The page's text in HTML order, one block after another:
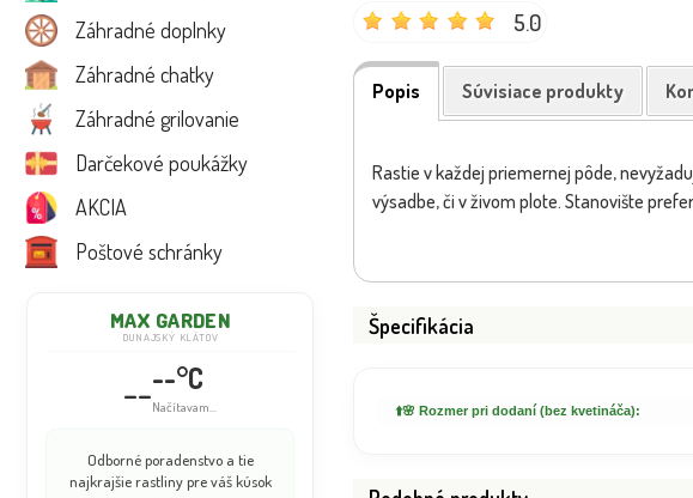
Záhradné doplnky
Záhradné chatky
Záhradné grilovanie
Darčekové poukážky
AKCIA
Poštové schránky
MAX GARDEN
DUNAJSKÝ KLÁTOV
----°C
Načítavam...
Odborné poradenstvo a tie
najkrajšie rastliny pre váš kúsok
5.0
Popis Súvisiace produkty
Rastie v každej priemernej pôde,
výsadbe, či v živom plote. Stanovište
Špecifikácia
⬆️🌸 Rozmer pri dodaní (bez kvetináča):